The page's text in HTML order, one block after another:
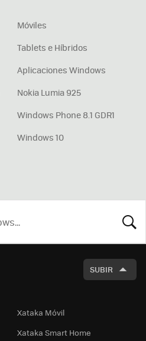
Móviles
Tablets e Híbridos
Aplicaciones Windows
Nokia Lumia 925
Windows Phone 8.1 GDR1
Windows 10
SUBIR
Xataka Móvil
Xataka Smart Home